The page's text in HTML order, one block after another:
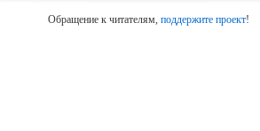
Обращение к читателям, поддержите проект!